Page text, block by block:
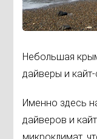
Небольшая
дайверы и
Именно здесь
дайверов и